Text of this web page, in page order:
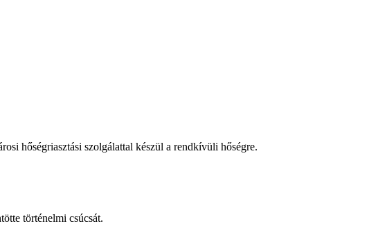
hőségriasztási szolgálattal készül a rendkívüli hőségre.
történelmi csúcsát.